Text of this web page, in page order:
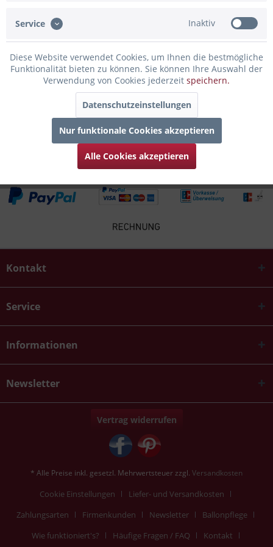
Infos zum Hersteller
Folgende Infos zum Hersteller sind verfübar......mehr
Zubehör 4
Kunden kauften auch
Kunden haben sich ebenfalls angesehen
Kontakt
Service
Informationen
Newsletter
Vertrag widerrufen
* Alle Preise inkl. gesetzl. Mehrwertsteuer zzgl. Versandkosten
Cookie Einstellungen
Liefer- und Versandkosten
Zahlungsarten
Firmenkunden Newsletter
Ballonpflege
Wie funktioniert's?
Häufige Fragen / FAQ Kontakt
Service Inaktiv
Diese Website verwendet Cookies, um Ihnen die bestmögliche
Funktionalität bieten zu können. Sie können Ihre Auswahl der
Verwendung von Cookies jederzeit speichern.
Datenschutzeinstellungen
Nur funktionale Cookies akzeptieren
Alle Cookies akzeptieren